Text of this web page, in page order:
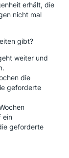
erhält, die
nicht mal
gibt?
weiter und
die
geforderte
ein
geforderte